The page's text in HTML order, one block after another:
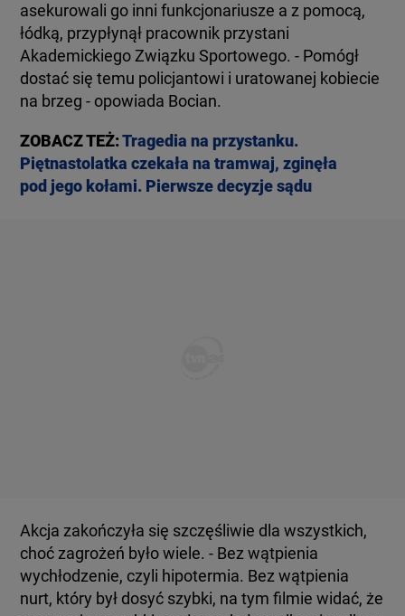
asekurowali go inni funkcjonariusze a z pomocą,
łódką, przypłynął pracownik przystani
Akademickiego Związku Sportowego. - Pomógł
dostać się temu policjantowi i uratowanej kobiecie
na brzeg - opowiada Bocian.
ZOBACZ TEŻ:Tragedia na przystanku.
Piętnastolatka czekała na tramwaj, zginęła
pod jego kołami. Pierwsze decyzje sądu
Akcja zakończyła się szczęśliwie dla wszystkich,
choć zagrożeń było wiele. - Bez wątpienia
wychłodzenie, czyli hipotermia. Bez wątpienia
nurt, który był dosyć szybki, na tym filmie widać, że